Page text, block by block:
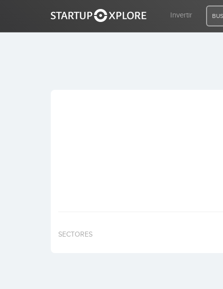
Invertir
SECTORES